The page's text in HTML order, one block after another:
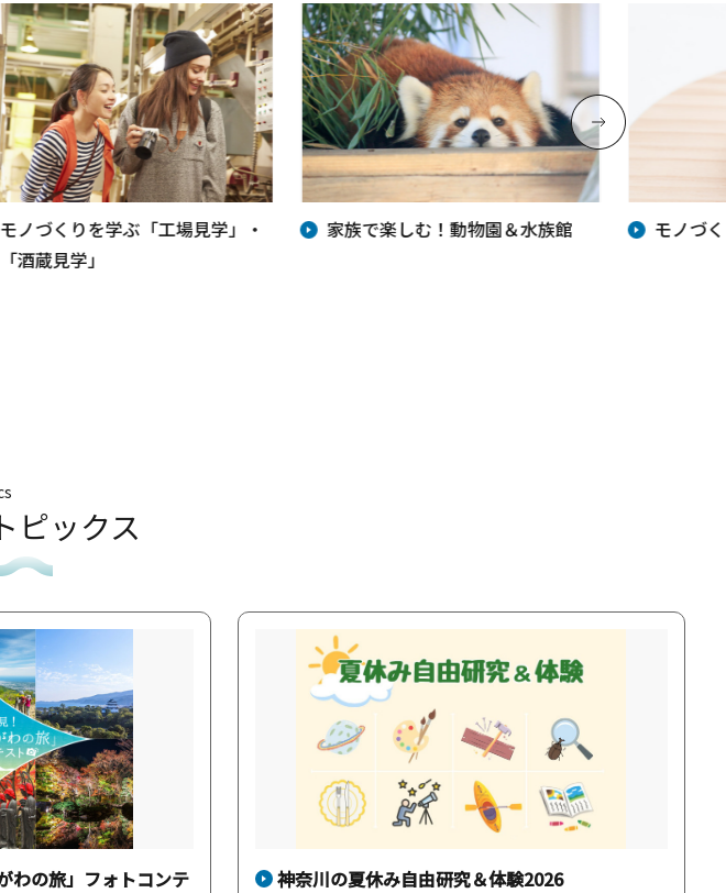
モノづくりを学ぶ「工場見学」・
「酒蔵見学」
家族で楽しむ！動物園＆水族館 モノづ
ピックス
わの旅」フォトコンテ
神奈川の夏休み自由研究＆体験2026